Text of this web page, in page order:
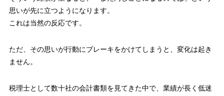
思いが先に立つようになります。
これは当然の反応です。
ただ、その思いが行動にブレーキをかけてしまうと、変化は起き
ません。
税理士として数十社の会計書類を見てきた中で、業績が長く低迷